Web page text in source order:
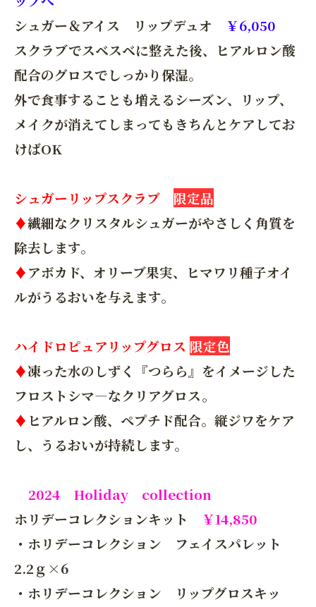
シュガー＆アイス リップデュオ
￥6,050
スクラブでスベスベに整えた後、ヒアルロン酸
配合のグロスでしっかり保湿。
外で食事することも増えるシーズン、リップ、
メイクが消えてしまってもきちんとケアしてお
けばOK
シュガーリップスクラブ 限定品
♦繊細なクリスタルシュガーがやさしく角質を
除去します。
♦アボカド、オリーブ果実、ヒマワリ種子オイ
ルがうるおいを与えます。
ハイドロピュアリップグロス 限定色
♦凍った水のしずく『つらら』をイメージした
フロストシマ―なクリアグロス。
♦ ヒアルロン酸、ペプチド配合。縦ジワをケア
し、うるおいが持続します。
2024 Holiday collection
ホリデーコレクションキット
￥14,850
・ホリデーコレクション フェイスパレット
2.2ｇ×6
・ホリデーコレクション リップグロスキッ